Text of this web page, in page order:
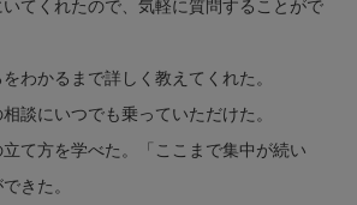
てくれたので、気軽に質問することがで
わかるまで詳しく教えてくれた。
談にいつでも乗っていただけた。
て方を学べた。「ここまで集中が続い
きた。